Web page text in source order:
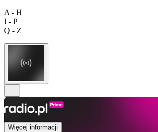
A - H
I - P
Q - Z
Więcej informacji